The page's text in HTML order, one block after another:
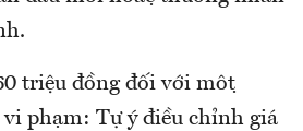
triệu đồng đối với một
phạm: Tự ý điều chỉnh giá